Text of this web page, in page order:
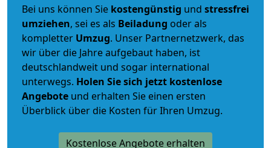
Bei uns können Sie kostengünstig und stressfrei
umziehen, sei es als Beiladung oder als
kompletter Umzug. Unser Partnernetzwerk, das
wir über die Jahre aufgebaut haben, ist
deutschlandweit und sogar international
unterwegs. Holen Sie sich jetzt kostenlose
Angebote und erhalten Sie einen ersten
Überblick über die Kosten für Ihren Umzug.
Kostenlose Angebote erhalten